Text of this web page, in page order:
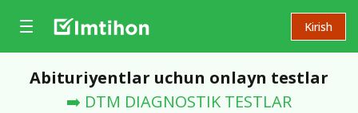
Kirish
Abituriyentlar uchun onlayn testlar
➡️ DTM DIAGNOSTIK TESTLAR